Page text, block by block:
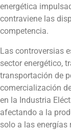
energética
contraviene las
competencia.
Las controversias
sector energético,
transportación de
comercialización
en la Industria
afectando a la
solo a las energías